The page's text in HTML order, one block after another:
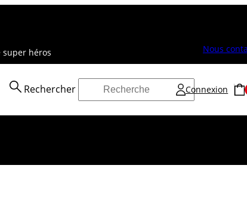
super héros Nous
Rechercher Connexion